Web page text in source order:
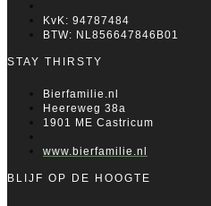
KvK: 94787484
BTW: NL856647846B01
STAY THIRSTY
Bierfamilie.nl
Heereweg 38a
1901 ME Castricum
www.bierfamilie.nl
BLIJF OP DE HOOGTE